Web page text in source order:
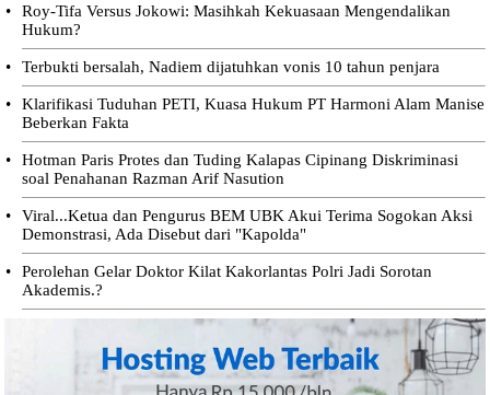
•
Roy-Tifa Versus Jokowi: Masihkah Kekuasaan Mengendalikan
Hukum?
• Terbukti bersalah, Nadiem dijatuhkan vonis 10 tahun penjara
•
Klarifikasi Tuduhan PETI, Kuasa Hukum PT Harmoni Alam Manise
Beberkan Fakta
•
Hotman Paris Protes dan Tuding Kalapas Cipinang Diskriminasi
soal Penahanan Razman Arif Nasution
•
Viral...Ketua dan Pengurus BEM UBK Akui Terima Sogokan Aksi
Demonstrasi, Ada Disebut dari "Kapolda"
•
Perolehan Gelar Doktor Kilat Kakorlantas Polri Jadi Sorotan
Akademis.?